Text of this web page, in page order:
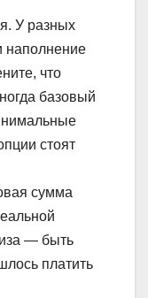
У разных
наполнение
что
базовый
стоят
сумма
— быть
платить